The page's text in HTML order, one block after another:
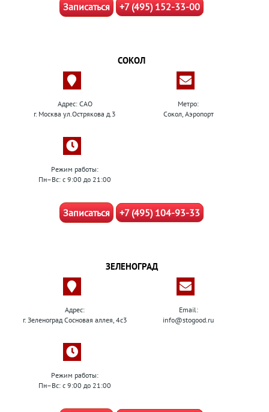
Записаться +7 (495) 152-33-00
СОКОЛ
Адрес: САО
г. Москва ул.Острякова д.3
Метро:
Сокол, Аэропорт
Режим работы:
Пн–Вс: с 9:00 до 21:00
Записаться +7 (495) 104-93-33
ЗЕЛЕНОГРАД
Адрес:
г. Зеленоград Сосновая аллея, 4с3
Email:
info@stogood.ru
Режим работы:
Пн–Вс: с 9:00 до 21:00